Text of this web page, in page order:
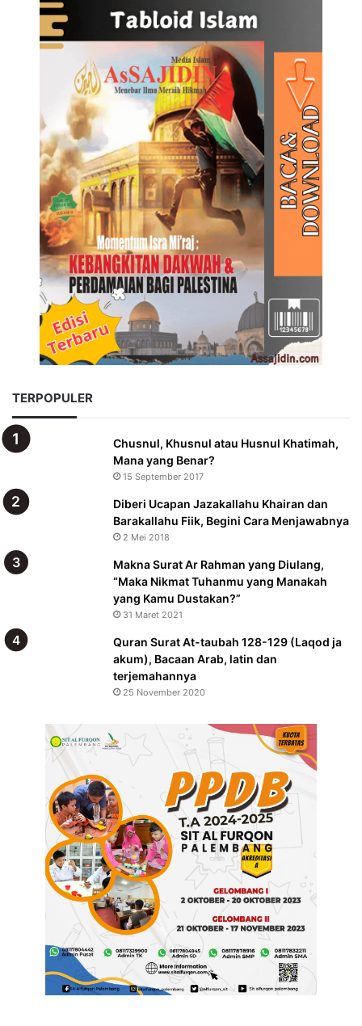
TERPOPULER
Chusnul, Khusnul atau Husnul Khatimah,
Mana yang Benar?
15 September 2017
Diberi Ucapan Jazakallahu Khairan dan
Barakallahu Fiik, Begini Cara Menjawabnya
2 Mei 2018
Makna Surat Ar Rahman yang Diulang,
“Maka Nikmat Tuhanmu yang Manakah
yang Kamu Dustakan?”
31 Maret 2021
Quran Surat At-taubah 128-129 (Laqod ja
akum), Bacaan Arab, latin dan
terjemahannya
25 November 2020